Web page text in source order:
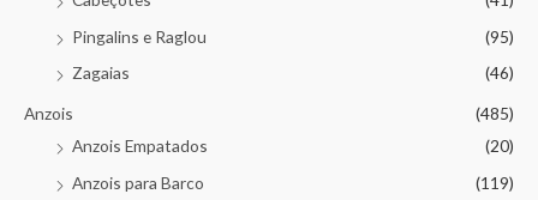
Pingalins e Raglou
(95)
Zagaias
(46)
Anzois
(485)
Anzois Empatados
(20)
Anzois para Barco
(119)